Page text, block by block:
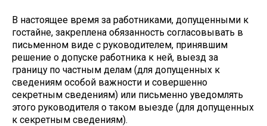
В настоящее время за работниками, допущенными к
гостайне, закреплена обязанность согласовывать в
письменном виде с руководителем, принявшим
решение о допуске работника к ней, выезд за
границу по частным делам (для допущенных к
сведениям особой важности и совершенно
секретным сведениям) или письменно уведомлять
этого руководителя о таком выезде (для допущенных
к секретным сведениям).